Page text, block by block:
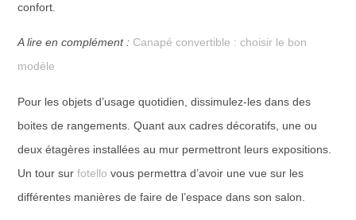
confort.
A lire en complément : Canapé convertible : choisir le bon
modèle
Pour les objets d’usage quotidien, dissimulez-les dans des
boites de rangements. Quant aux cadres décoratifs, une ou
deux étagères installées au mur permettront leurs expositions.
Un tour surfotello vous permettra d’avoir une vue sur les
différentes manières de faire de l’espace dans son salon.